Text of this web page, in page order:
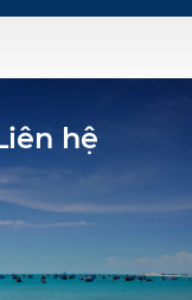
hệ